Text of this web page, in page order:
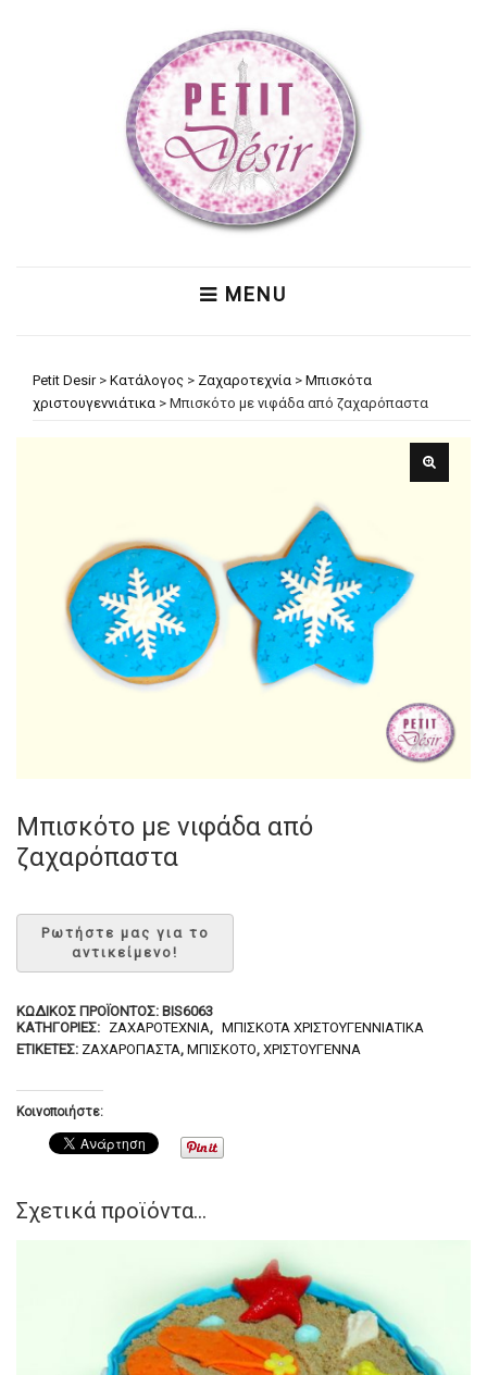
MENU
Petit Desir> Κατάλογος > Ζαχαροτεχνία > Μπισκότα
χριστουγεννιάτικα > Μπισκότο με νιφάδα από ζαχαρόπαστα
Μπισκότο με νιφάδα από
ζαχαρόπαστα
ΚΩΔΙΚΌΣ ΠΡΟΪΌΝΤΟΣ: BIS6063
ΚΑΤΗΓΟΡΊΕΣ: ΖΑΧΑΡΟΤΕΧΝΊΑ, ΜΠΙΣΚΌΤΑ ΧΡΙΣΤΟΥΓΕΝΝΙΆΤΙΚΑ
ΕΤΙΚΈΤΕΣ: ΖΑΧΑΡΌΠΑΣΤΑ, ΜΠΙΣΚΌΤΟ, ΧΡΙΣΤΟΎΓΕΝΝΑ
Κοινοποιήστε:
Σχετικά προϊόντα...